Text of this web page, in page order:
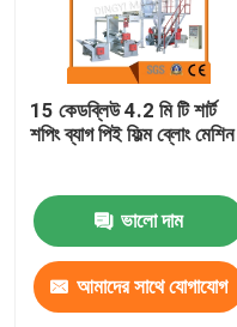
15 কেডব্লিউ 4.2 মি টি শার্ট
শপিং ব্যাগ পিই ফিল্ম ব্লোং মেশিন
ভালো দাম
আমাদের সাথে যোগাযোগ